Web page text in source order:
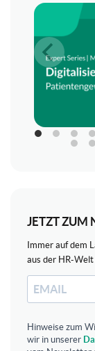
JETZT ZUM
Immer auf dem
aus der HR-Welt
Hinweise zum
wir in unserer